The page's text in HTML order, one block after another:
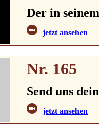
Der in
jetzt ansehen
Nr. 165
Send uns
jetzt ansehen